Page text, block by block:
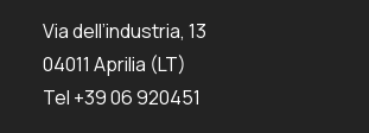
Via dell’industria, 13
04011 Aprilia (LT)
Tel +39 06 920451